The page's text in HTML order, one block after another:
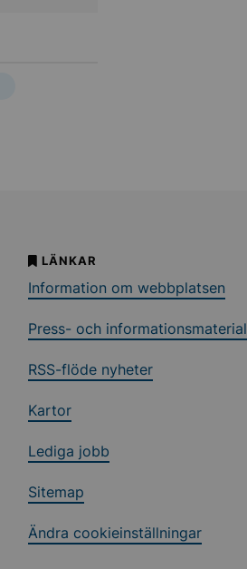
LÄNKAR
Information om webbplatsen
Press- och informationsmaterial
RSS-flöde nyheter
Kartor
Lediga jobb
Sitemap
Ändra cookieinställningar